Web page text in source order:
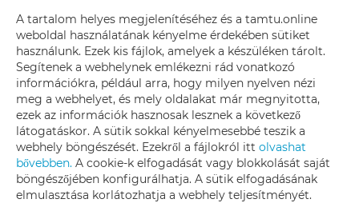
A tartalom helyes megjelenítéséhez és a tamtu.online
weboldal használatának kényelme érdekében sütiket
használunk. Ezek kis fájlok, amelyek a készüléken tárolt.
Segítenek a webhelynek emlékezni rád vonatkozó
információkra, például arra, hogy milyen nyelven nézi
meg a webhelyet, és mely oldalakat már megnyitotta,
ezek az információk hasznosak lesznek a következő
látogatáskor. A sütik sokkal kényelmesebbé teszik a
webhely böngészését. Ezekről a fájlokról itt olvashat
bővebben. A cookie-k elfogadását vagy blokkolását saját
böngészőjében konfigurálhatja. A sütik elfogadásának
elmulasztása korlátozhatja a webhely teljesítményét.